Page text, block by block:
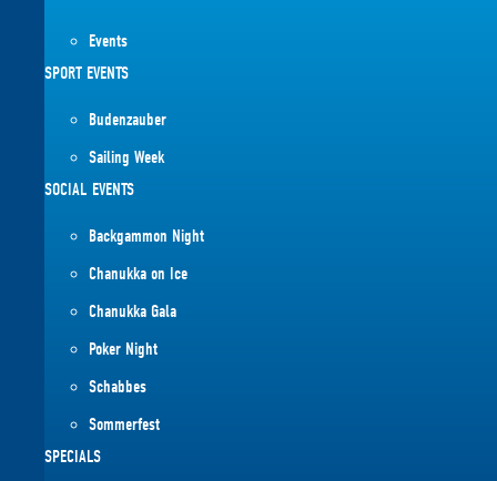
Events
SPORT EVENTS
Budenzauber
Sailing Week
SOCIAL EVENTS
Backgammon Night
Chanukka on Ice
Chanukka Gala
Poker Night
Schabbes
Sommerfest
SPECIALS